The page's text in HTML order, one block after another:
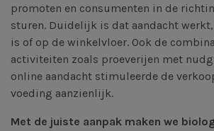
promoten en consumenten in de
sturen. Duidelijk is dat aandacht
is of op de winkelvloer. Ook de
activiteiten zoals proeverijen met
online aandacht stimuleerde de
voeding aanzienlijk.
Met de juiste aanpak maken we